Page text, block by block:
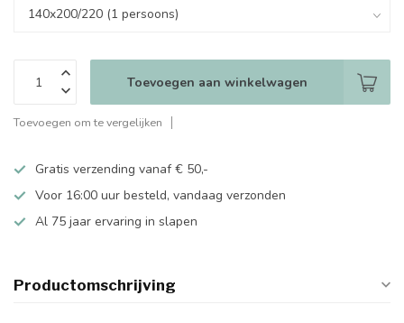
Toevoegen aan winkelwagen
Toevoegen om te vergelijken
Gratis verzending vanaf € 50,-
Voor 16:00 uur besteld, vandaag verzonden
Al 75 jaar ervaring in slapen
Productomschrijving